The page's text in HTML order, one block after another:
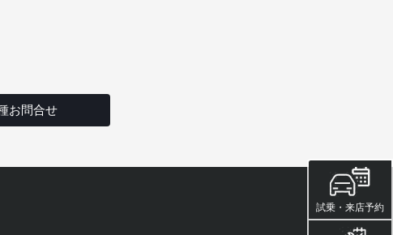
試乗・来店予約
お問合せ